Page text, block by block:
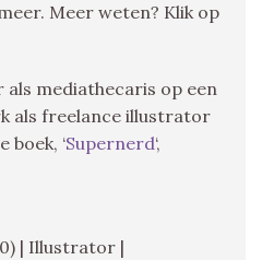
Meer weten? Klik op
als mediathecaris op een
als freelance illustrator
boek, ‘Supernerd‘,
| Illustrator |